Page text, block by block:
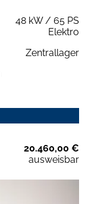
48 kW / 65 PS
Elektro
Zentrallager
20.460,00 €
ausweisbar